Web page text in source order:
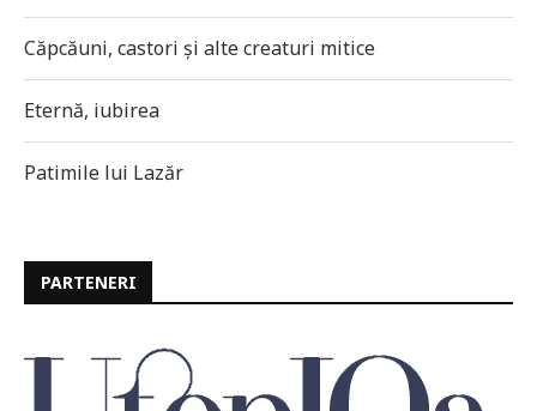
Căpcăuni, castori și alte creaturi mitice
Eternă, iubirea
Patimile lui Lazăr
PARTENERI